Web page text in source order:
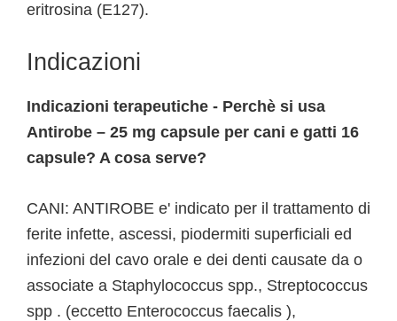
eritrosina (E127).
Indicazioni
Indicazioni terapeutiche - Perchè si usa
Antirobe – 25 mg capsule per cani e gatti 16
capsule? A cosa serve?
CANI: ANTIROBE e' indicato per il trattamento di
ferite infette, ascessi, piodermiti superficiali ed
infezioni del cavo orale e dei denti causate da o
associate a Staphylococcus spp., Streptococcus
spp . (eccetto Enterococcus faecalis ),